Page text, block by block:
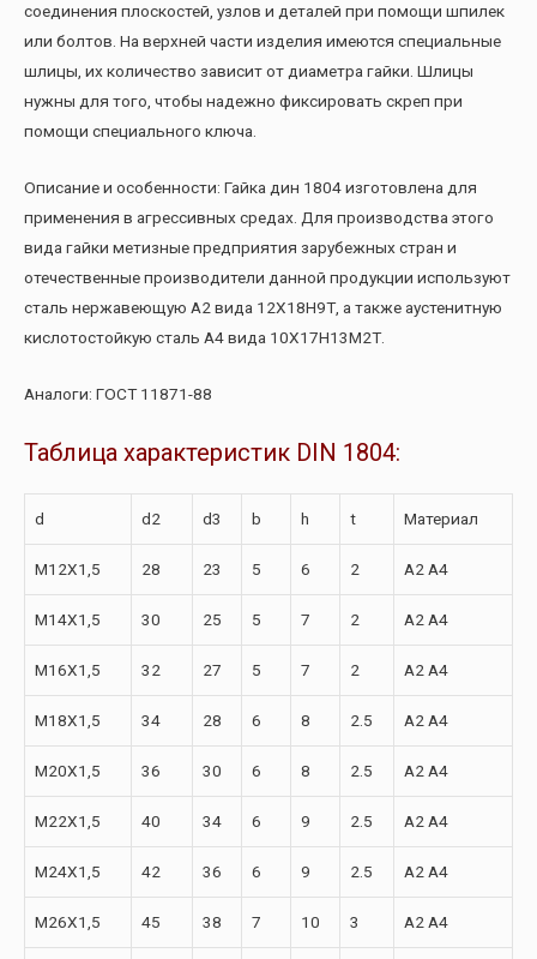
соединения плоскостей, узлов и деталей при помощи шпилек
или болтов. На верхней части изделия имеются специальные
шлицы, их количество зависит от диаметра гайки. Шлицы
нужны для того, чтобы надежно фиксировать скреп при
помощи специального ключа.
Описание и особенности: Гайка дин 1804 изготовлена для
применения в агрессивных средах. Для производства этого
вида гайки метизные предприятия зарубежных стран и
отечественные производители данной продукции используют
сталь нержавеющую А2 вида 12Х18Н9Т, а также аустенитную
кислотостойкую сталь А4 вида 10Х17Н13М2Т.
Аналоги: ГОСТ 11871-88
Таблица характеристик DIN 1804:
d d2 d3 b h t Материал
M12X1,5 28 23 5 6 2 A2 A4
M14X1,5 30 25 5 7 2 A2 A4
M16X1,5 32 27 5 7 2 A2 A4
M18X1,5 34 28 6 8 2.5 A2 A4
M20X1,5 36 30 6 8 2.5 A2 A4
M22X1,5 40 34 6 9 2.5 A2 A4
M24X1,5 42 36 6 9 2.5 A2 A4
M26X1,5 45 38 7 10 3 A2 A4